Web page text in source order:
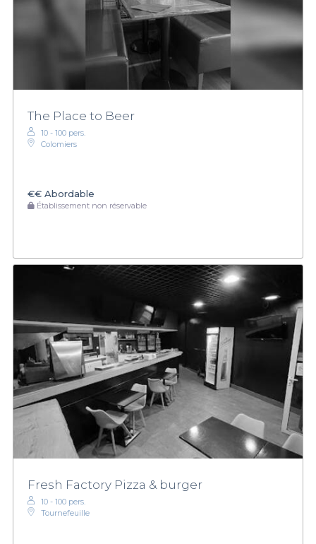
The Place to Beer
10 - 100 pers.
Colomiers
€€ Abordable
Établissement non réservable
Fresh Factory Pizza & burger
10 - 100 pers.
Tournefeuille